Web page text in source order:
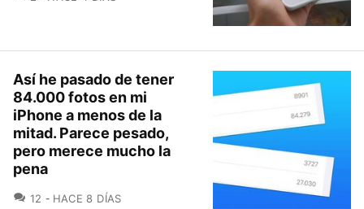
Así he pasado de tener
84.000 fotos en mi
iPhone a menos de la
mitad. Parece pesado,
pero merece mucho la
pena
12 COMENTARIOS
HACE 8 DÍAS